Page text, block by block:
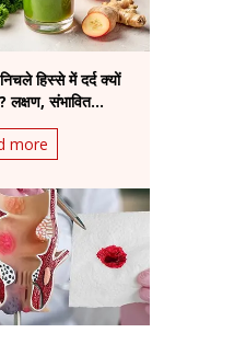
हिस्से में दर्द क्यों
लक्षण, संभावित
more